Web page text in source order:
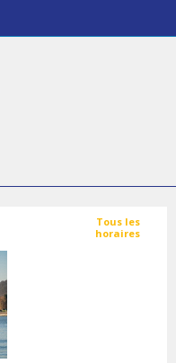
Tous les
horaires